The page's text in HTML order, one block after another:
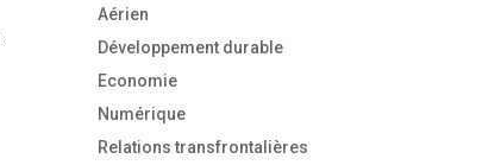
Aérien
Développement durable
Economie
Numérique
Relations transfrontalières